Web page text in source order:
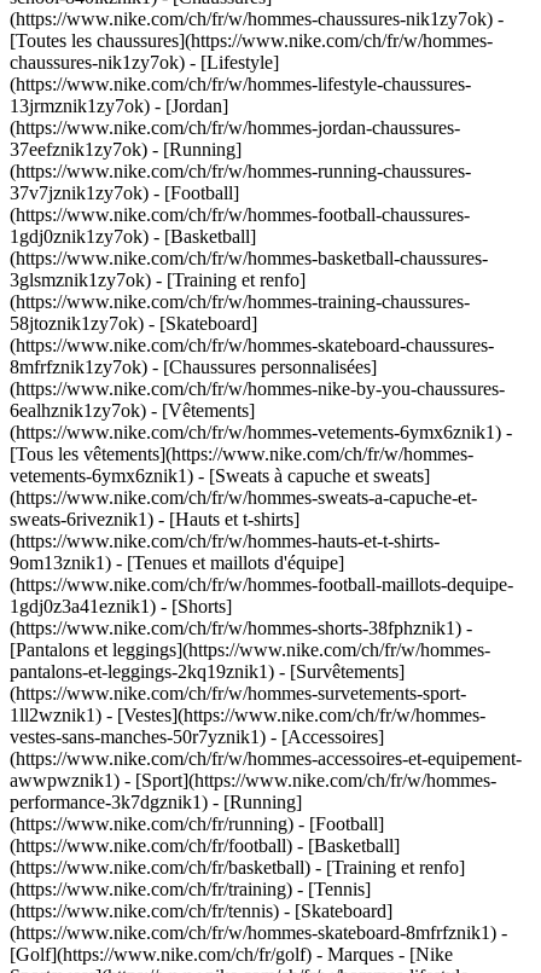
(https://www.nike.com/ch/fr/w/hommes-chaussures-nik1zy7ok) -
[Toutes les chaussures](https://www.nike.com/ch/fr/w/hommes-
chaussures-nik1zy7ok) - [Lifestyle]
(https://www.nike.com/ch/fr/w/hommes-lifestyle-chaussures-
13jrmznik1zy7ok) - [Jordan]
(https://www.nike.com/ch/fr/w/hommes-jordan-chaussures-
37eefznik1zy7ok) - [Running]
(https://www.nike.com/ch/fr/w/hommes-running-chaussures-
37v7jznik1zy7ok) - [Football]
(https://www.nike.com/ch/fr/w/hommes-football-chaussures-
1gdj0znik1zy7ok) - [Basketball]
(https://www.nike.com/ch/fr/w/hommes-basketball-chaussures-
3glsmznik1zy7ok) - [Training et renfo]
(https://www.nike.com/ch/fr/w/hommes-training-chaussures-
58jtoznik1zy7ok) - [Skateboard]
(https://www.nike.com/ch/fr/w/hommes-skateboard-chaussures-
8mfrfznik1zy7ok) - [Chaussures personnalisées]
(https://www.nike.com/ch/fr/w/hommes-nike-by-you-chaussures-
6ealhznik1zy7ok) - [Vêtements]
(https://www.nike.com/ch/fr/w/hommes-vetements-6ymx6znik1) -
[Tous les vêtements](https://www.nike.com/ch/fr/w/hommes-
vetements-6ymx6znik1) - [Sweats à capuche et sweats]
(https://www.nike.com/ch/fr/w/hommes-sweats-a-capuche-et-
sweats-6riveznik1) - [Hauts et t-shirts]
(https://www.nike.com/ch/fr/w/hommes-hauts-et-t-shirts-
9om13znik1) - [Tenues et maillots d'équipe]
(https://www.nike.com/ch/fr/w/hommes-football-maillots-dequipe-
1gdj0z3a41eznik1) - [Shorts]
(https://www.nike.com/ch/fr/w/hommes-shorts-38fphznik1) -
[Pantalons et leggings](https://www.nike.com/ch/fr/w/hommes-
pantalons-et-leggings-2kq19znik1) - [Survêtements]
(https://www.nike.com/ch/fr/w/hommes-survetements-sport-
1ll2wznik1) - [Vestes](https://www.nike.com/ch/fr/w/hommes-
vestes-sans-manches-50r7yznik1) - [Accessoires]
(https://www.nike.com/ch/fr/w/hommes-accessoires-et-equipement-
awwpwznik1) - [Sport](https://www.nike.com/ch/fr/w/hommes-
performance-3k7dgznik1) - [Running]
(https://www.nike.com/ch/fr/running) - [Football]
(https://www.nike.com/ch/fr/football) - [Basketball]
(https://www.nike.com/ch/fr/basketball) - [Training et renfo]
(https://www.nike.com/ch/fr/training) - [Tennis]
(https://www.nike.com/ch/fr/tennis) - [Skateboard]
(https://www.nike.com/ch/fr/w/hommes-skateboard-8mfrfznik1) -
[Golf](https://www.nike.com/ch/fr/golf) - Marques - [Nike